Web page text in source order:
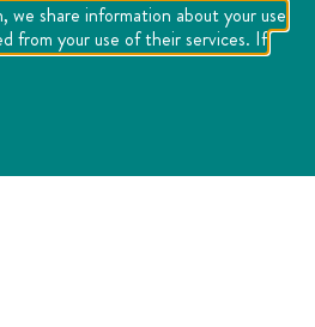
share information about your use
from your use of their services. If